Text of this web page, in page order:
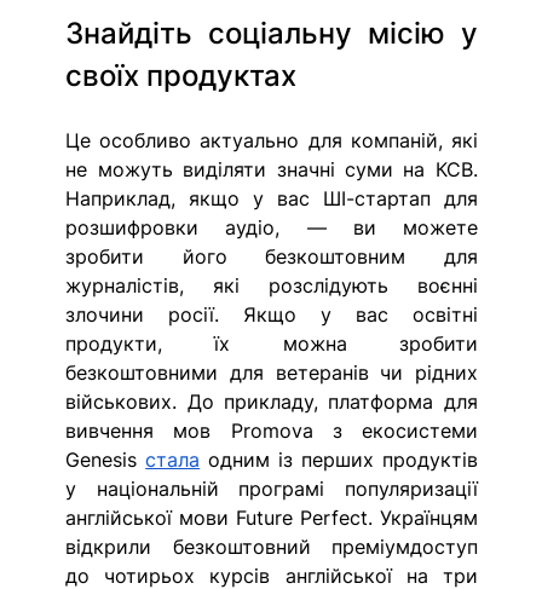
Знайдіть соціальну місію у
своїх продуктах
Це особливо актуально для компаній, які
не можуть виділяти значні суми на КСВ.
Наприклад, якщо у вас ШІ-стартап для
розшифровки аудіо, — ви можете
зробити його безкоштовним для
журналістів, які розслідують воєнні
злочини росії. Якщо у вас освітні
продукти, їх можна зробити
безкоштовними для ветеранів чи рідних
військових. До прикладу, платформа для
вивчення мов Promova з екосистеми
Genesis стала одним із перших продуктів
у національній програмі популяризації
англійської мови Future Perfect. Українцям
відкрили безкоштовний преміумдоступ
до чотирьох курсів англійської на три